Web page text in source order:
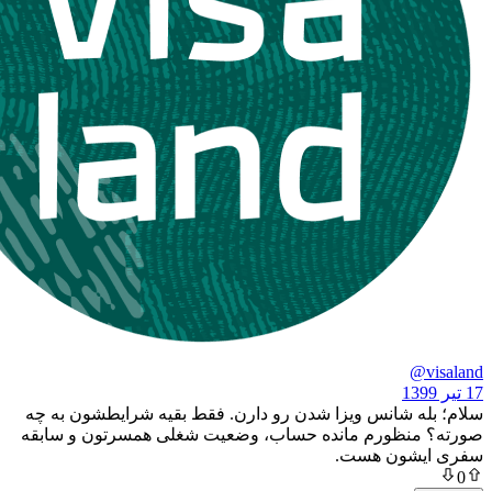
شانس ویزا شدن رو دارن. فقط بقیه شرایطشون به چه
مانده حساب، وضعیت شغلی همسرتون و سابقه
هست.